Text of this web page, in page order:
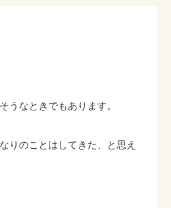
うなときでもあります。
りのことはしてきた、と思え